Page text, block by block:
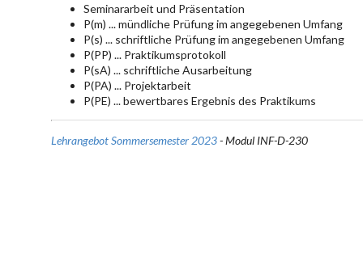
Seminararbeit und Präsentation
P(m) ... mündliche Prüfung im angegebenen Umfang
P(s) ... schriftliche Prüfung im angegebenen Umfang
P(PP) ... Praktikumsprotokoll
P(sA) ... schriftliche Ausarbeitung
P(PA) ... Projektarbeit
P(PE) ... bewertbares Ergebnis des Praktikums
Lehrangebot Sommersemester 2023- Modul INF-D-230